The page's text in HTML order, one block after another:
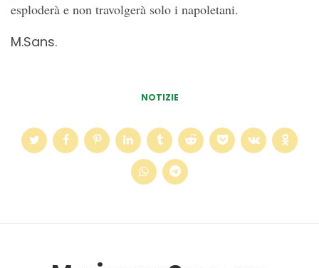
esploderà e non travolgerà solo i napoletani.
M.Sans.
NOTIZIE